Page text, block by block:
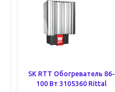
SK RTT Обогреватель 86-
100 Вт 3105360 Rittal